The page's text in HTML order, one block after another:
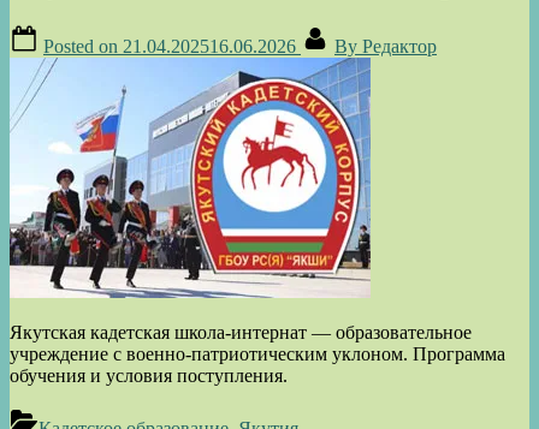
Posted on 21.04.202516.06.2026 By Редактор
Якутская кадетская школа-интернат — образовательное
учреждение с военно-патриотическим уклоном. Программа
обучения и условия поступления.